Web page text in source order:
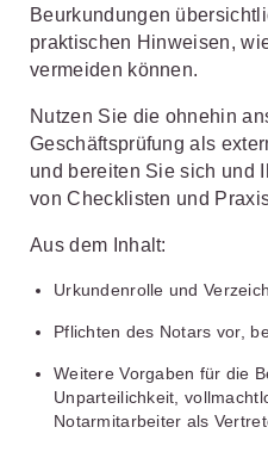
Beurkundungen
praktischen Hinweisen,
vermeiden können.
Nutzen Sie die ohnehin
Geschäftsprüfung als
und bereiten Sie sich und
von Checklisten und
Aus dem Inhalt:
Urkundenrolle und
Pflichten des Notars vor,
Weitere Vorgaben für die
Unparteilichkeit,
Notarmitarbeiter als